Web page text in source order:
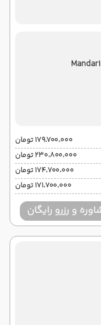
۱۷۹٬۷۰۰٬۰۰۰ تومان
۲۳۰٬۸۰۰٬۰۰۰ تومان
۱۷۴٬۷۰۰٬۰۰۰ تومان
۱۷۱٬۷۰۰٬۰۰۰ تومان
و رزرو رایگان